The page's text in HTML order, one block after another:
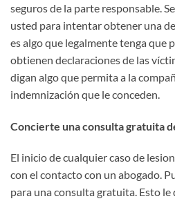
seguros de la parte responsable.
usted para intentar obtener una
es algo que legalmente tenga que
obtienen declaraciones de las
digan algo que permita a la
indemnización que le conceden.
Concierte una consulta gratuita
El inicio de cualquier caso de
con el contacto con un abogado.
para una consulta gratuita. Esto